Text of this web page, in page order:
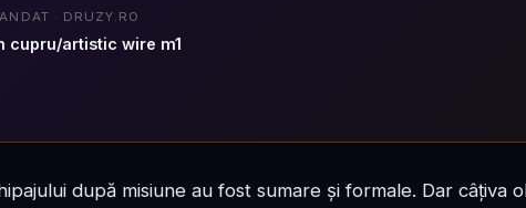
· DRUZY.RO
cupru/artistic wire m1
după misiune au fost sumare și formale. Dar câțiva